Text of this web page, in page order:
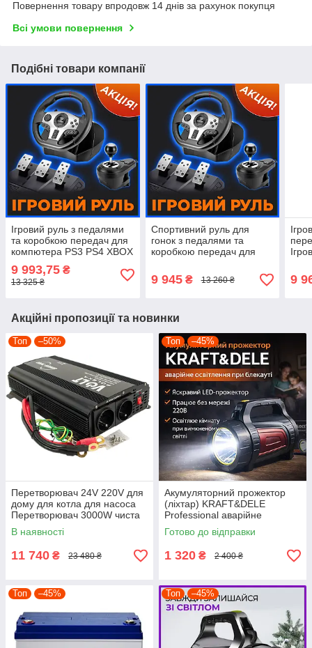
Повернення товару впродовж 14 днів за рахунок покупця
Всі умови повернення
Подібні товари компанії
Ігровий руль з педалями
та коробкою передач для
компютера PS3 PS4 XBOX
360 XBOX ONE ПК Cobra
Pro Rally GT900
9 993,75 ₴
13 325 ₴
Спортивний руль для
гонок з педалями та
коробкою передач для
360 XBOX ONE ПК
9 945₴ 13 260 ₴ 9
Акційні пропозиції та новинки
Топ –50%
Перетворювач 24V 220V для
дому для котла для насоса
Перетворювач 3000W чиста
синусоїда
В наявності
11 740 ₴ 23 480 ₴
Топ –45%
Акумуляторний прожектор
(ліхтар) KRAFT&DELE
Professional аварійне
освітлення для дому, гаража
та вулиці
Готово до відправки
1 320 ₴ 2 400 ₴
Топ –45% Топ –45%